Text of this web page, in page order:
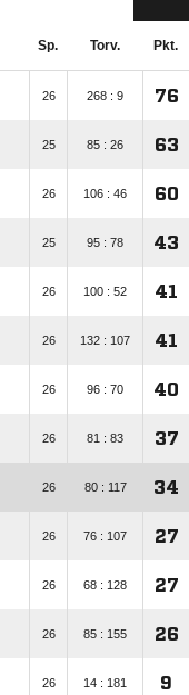
Sp. Torv. Pkt.
26 268 : 9 76
25 85 : 26 63
26 106 : 46 60
25 95 : 78 43
26 100 : 52 41
26 132 : 107 41
26 96 : 70 40
26 81 : 83 37
26 80 : 117 34
26 76 : 107 27
26 68 : 128 27
26 85 : 155 26
26 14 : 181 9